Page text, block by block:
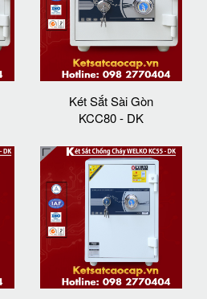
Két Sắt Sài Gòn
KCC80 - DK